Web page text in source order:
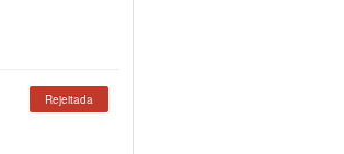
Rejeitada